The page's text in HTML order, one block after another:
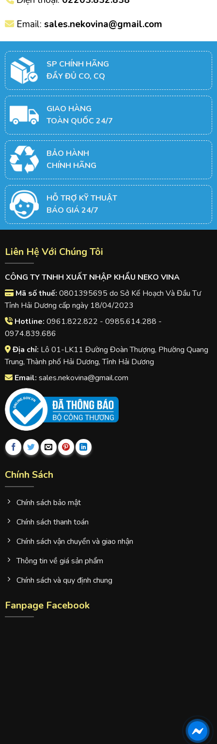
Email: sales.nekovina@gmail.com
SP CHÍNH HÃNG
ĐẦY ĐỦ CO, CQ
GIAO HÀNG
TOÀN QUỐC 24/7
BẢO HÀNH
CHÍNH HÃNG
HỖ TRỢ KỸ THUẬT
BÁO GIÁ 24/7
Liên Hệ Với Chúng Tôi
CÔNG TY TNHH XUẤT NHẬP KHẨU NEKO VINA
Mã số thuế: 0801395695 do Sở Kế Hoạch Và Đầu Tư
Tỉnh Hải Dương cấp ngày 18/04/2023
Hotline: 0961.822.822 - 0985.614.288 -
0974.839.686
Địa chỉ: Lô 01-LK11 Đường Đoàn Thượng, Phường Quang
Trung, Thành phố Hải Dương, Tỉnh Hải Dương
Email: sales.nekovina@gmail.com
Chính Sách
Chính sách bảo mật
Chính sách thanh toán
Chính sách vận chuyển và giao nhận
Thông tin về giá sản phẩm
Chính sách và quy định chung
Fanpage Facebook